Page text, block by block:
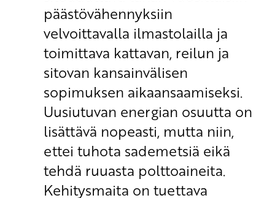
päästövähennyksiin
velvoittavalla ilmastolailla ja
toimittava kattavan, reilun ja
sitovan kansainvälisen
sopimuksen aikaansaamiseksi.
Uusiutuvan energian osuutta on
lisättävä nopeasti, mutta niin,
ettei tuhota sademetsiä eikä
tehdä ruuasta polttoaineita.
Kehitysmaita on tuettava